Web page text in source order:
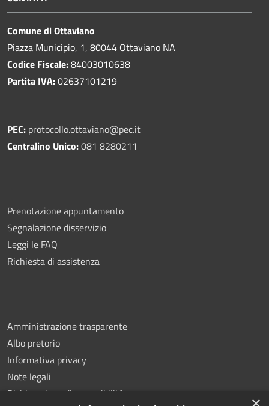
Comune di Ottaviano
Piazza Municipio, 1, 80044 Ottaviano NA
Codice Fiscale:84003010638
Partita IVA:02637101219
PEC: protocollo.ottaviano@pec.it
Centralino Unico:081 8280211
Prenotazione appuntamento
Segnalazione disservizio
Leggi le FAQ
Richiesta di assistenza
Amministrazione trasparente
Albo pretorio
Informativa privacy
Note legali
Dichiarazione di accessibilità